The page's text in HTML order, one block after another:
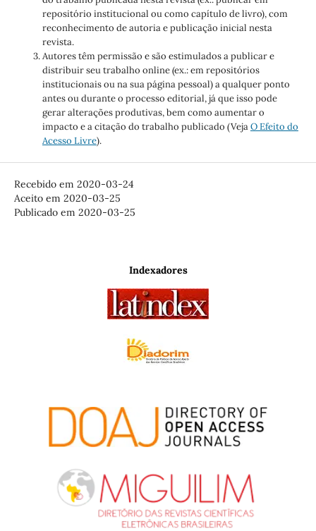
repositório institucional ou como capítulo de livro), com
reconhecimento de autoria e publicação inicial nesta
revista.
Autores têm permissão e são estimulados a publicar e
distribuir seu trabalho online (ex.: em repositórios
institucionais ou na sua página pessoal) a qualquer ponto
antes ou durante o processo editorial, já que isso pode
gerar alterações produtivas, bem como aumentar o
impacto e a citação do trabalho publicado (VejaO Efeito do
Acesso Livre).
Recebido em 2020-03-24
Aceito em 2020-03-25
Publicado em 2020-03-25
Indexadores